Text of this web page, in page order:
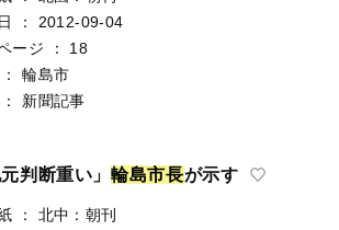
：
2012-09-04
ージ
：
18
：
輪島市
： 新聞記事
元判断重い」輪島市長が示す
：
北中：朝刊